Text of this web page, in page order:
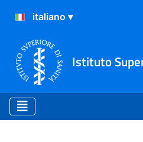
Istituto